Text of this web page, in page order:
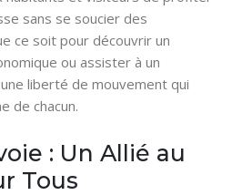
sans se soucier des
ce soit pour découvrir un
ou assister à un
liberté de mouvement qui
de chacun.
: Un Allié au
Tous